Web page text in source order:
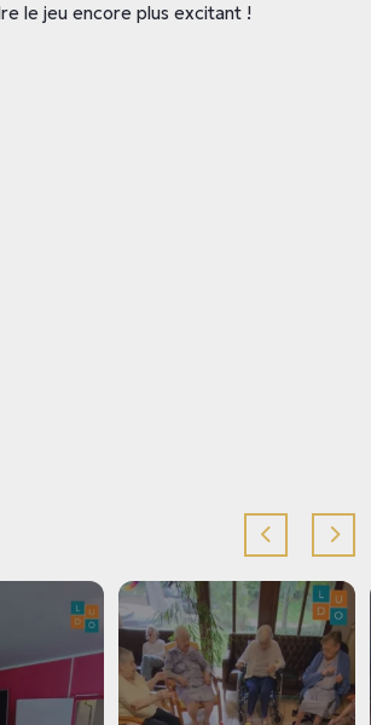
le jeu encore plus excitant !